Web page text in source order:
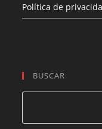
Política de
BUSCAR